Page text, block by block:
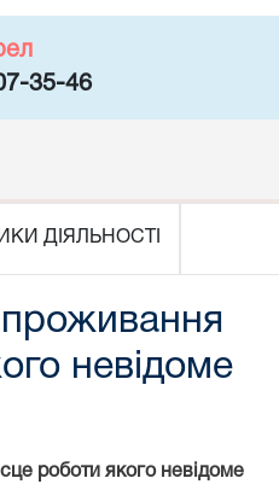
35-46
ДІЯЛЬНОСТІ
невідоме
роботи якого невідоме